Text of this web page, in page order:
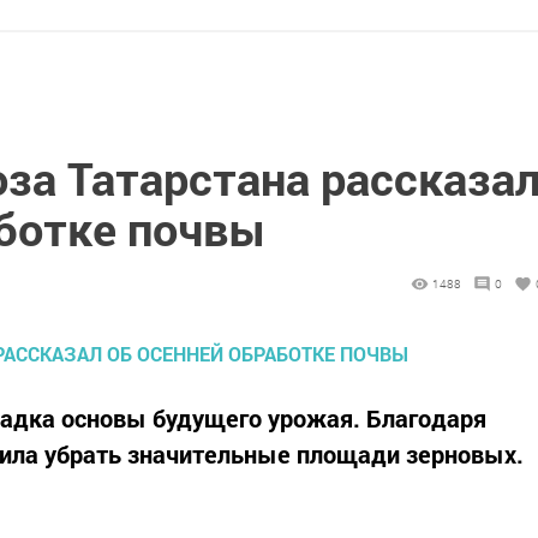
Татарстана
почвы
1488 0
основы будущего урожая. Благодаря
убрать значительные площади зерновых.